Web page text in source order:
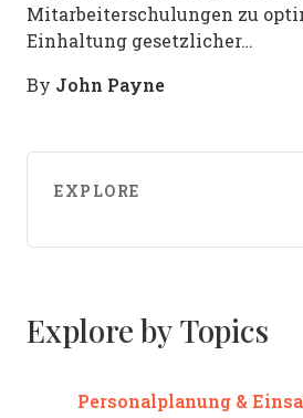
Mitarbeiterschulungen zu
Einhaltung gesetzlicher…
By John Payne
EXPLORE
Explore by Topics
Personalplanung &